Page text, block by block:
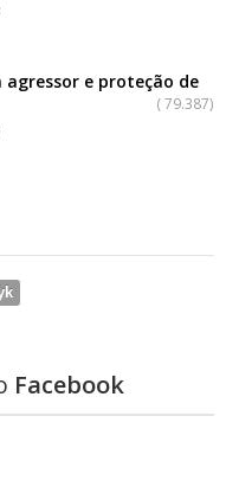
e proteção de
(79.387)
Facebook